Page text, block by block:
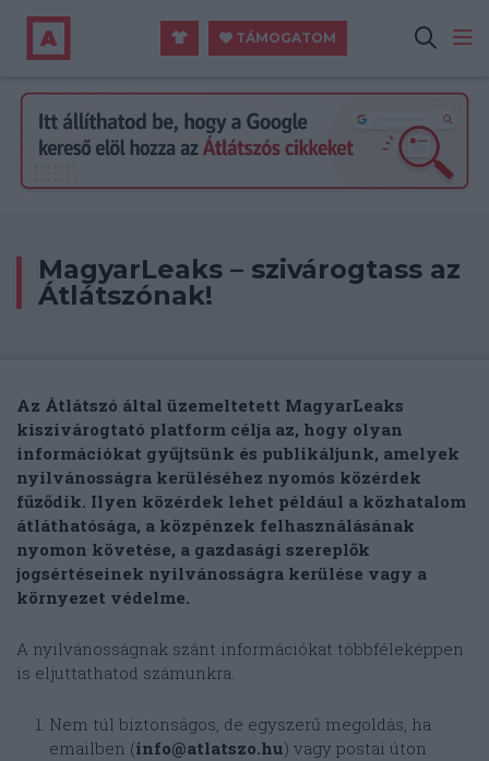
TÁMOGATOM
MagyarLeaks – szivárogtass az
Átlátszónak!
Az Átlátszó által üzemeltetett MagyarLeaks
kiszivárogtató platform célja az, hogy olyan
információkat gyűjtsünk és publikáljunk, amelyek
nyilvánosságra kerüléséhez nyomós közérdek
fűződik. Ilyen közérdek lehet például a közhatalom
átláthatósága, a közpénzek felhasználásának
nyomon követése, a gazdasági szereplők
jogsértéseinek nyilvánosságra kerülése vagy a
környezet védelme.
A nyilvánosságnak szánt információkat többféleképpen
is eljuttathatod számunkra.
Nem túl biztonságos, de egyszerű megoldás, ha
emailben (info@atlatszo.hu) vagy postai úton